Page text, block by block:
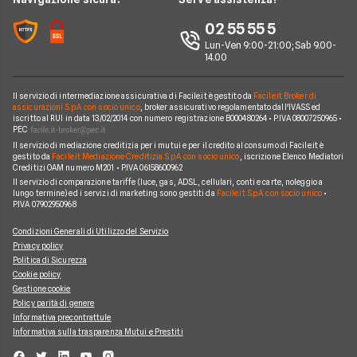
Facile.it Club
Lavora in Facile.it
Notizie Finanziamenti
Notizie TV a pagamento
Notizie noleggio 02 55 55 5
Lun-Ven 9:00-21:00; Sab 9.00-
14.00
Il servizio di intermediazione assicurativa di Facile.it è gestito da Facile.it Broker di
assicurazioni S.p.A. con socio unico, broker assicurativo regolamentato dall'IVASS ed
iscritto al RUI in data 13/02/2014 con numero registrazione B000480264 • P.IVA 08007250965 •
PEC
Il servizio di mediazione creditizia per i mutui e per il credito al consumo di Facile.it è
gestito da Facile.it Mediazione Creditizia S.p.A. con socio unico , iscrizione Elenco Mediatori
Creditizi OAM numero M201 • P.IVA 06158600962
Il servizio di comparazione tariffe (luce, gas, ADSL, cellulari, conti e carte, noleggio a
lungo termine) ed i servizi di marketing sono gestiti da Facile.it S.p.A. con socio unico•
P.IVA 07902950968
Condizioni Generali di Utilizzo del Servizio
Privacy policy
Politica di Sicurezza
Cookie policy
Gestione cookie
Policy parità di genere
Informativa precontrattule
Informativa sulla trasparenza Mutui e Prestiti